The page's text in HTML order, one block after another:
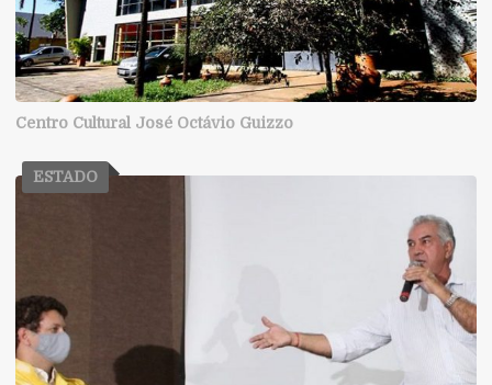
Centro Cultural José Octávio Guizzo
ESTADO